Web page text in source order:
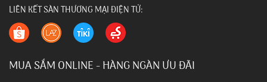
LIÊN KẾT SÀN THƯƠNG MẠI ĐIỆN TỬ:
MUA SẮM ONLINE - HÀNG NGÀN ƯU ĐÃI